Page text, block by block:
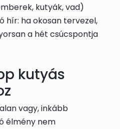
kutyák, vad)
hír: ha okosan tervezel,
a hét csúcspontja
kutyás
vagy, inkább
élmény nem